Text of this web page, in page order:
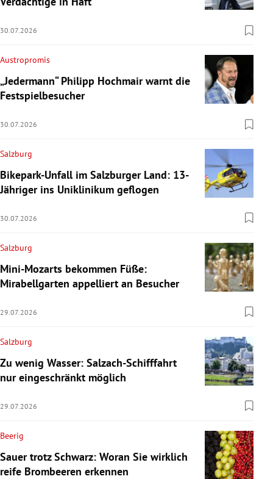
30.07.2026
Austropromis
„Jedermann“ Philipp Hochmair warnt die
Festspielbesucher
30.07.2026
Salzburg
Bikepark-Unfall im Salzburger Land: 13-
Jähriger ins Uniklinikum geflogen
30.07.2026
Salzburg
Mini-Mozarts bekommen Füße:
Mirabellgarten appelliert an Besucher
29.07.2026
Salzburg
Zu wenig Wasser: Salzach-Schifffahrt
nur eingeschränkt möglich
29.07.2026
Beerig
Sauer trotz Schwarz: Woran Sie wirklich
reife Brombeeren erkennen